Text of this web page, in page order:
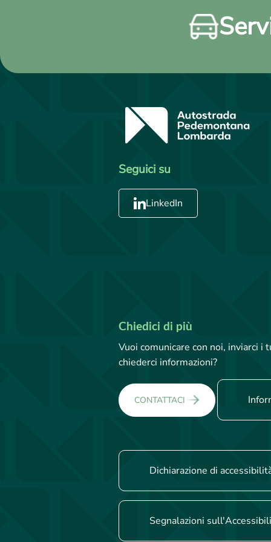
Seguici su
LinkedIn
Chiedici di più
Vuoi comunicare con noi, inviarci
chiederci informazioni?
CONTATTACI
Dichiarazione di
Segnalazioni